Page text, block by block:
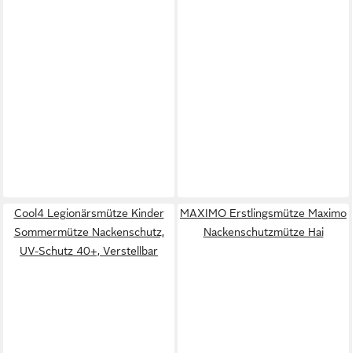
Cool4 Legionärsmütze Kinder
Sommermütze Nackenschutz,
UV-Schutz 40+, Verstellbar
MAXIMO Erstlingsmütze Maximo
Nackenschutzmütze Hai